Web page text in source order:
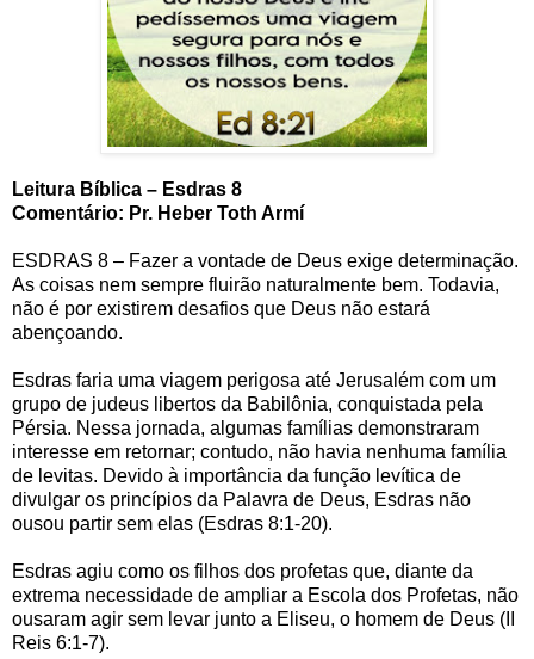
Leitura Bíblica – Esdras 8
Comentário: Pr. Heber Toth Armí
ESDRAS 8 – Fazer a vontade de Deus exige determinação.
As coisas nem sempre fluirão naturalmente bem. Todavia,
não é por existirem desafios que Deus não estará
abençoando.
Esdras faria uma viagem perigosa até Jerusalém com um
grupo de judeus libertos da Babilônia, conquistada pela
Pérsia. Nessa jornada, algumas famílias demonstraram
interesse em retornar; contudo, não havia nenhuma família
de levitas. Devido à importância da função levítica de
divulgar os princípios da Palavra de Deus, Esdras não
ousou partir sem elas (Esdras 8:1-20).
Esdras agiu como os filhos dos profetas que, diante da
extrema necessidade de ampliar a Escola dos Profetas, não
ousaram agir sem levar junto a Eliseu, o homem de Deus (II
Reis 6:1-7).